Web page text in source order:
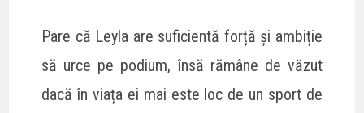
Pare că Leyla are suficientă forță și ambiție
să urce pe podium, însă rămâne de văzut
dacă în viața ei mai este loc de un sport de